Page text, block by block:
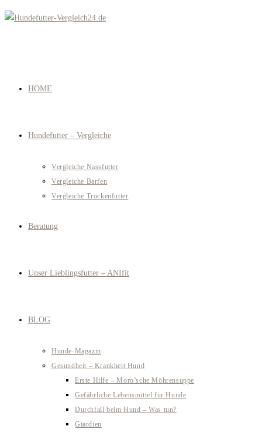
Zum
HOME
Hundefutter – Vergleiche
Vergleiche Nassfutter
Vergleiche Barfen
Vergleiche Trockenfutter
Beratung
Unser Lieblingsfutter – ANIfit
BLOG
Hunde-Magazin
Gesundheit – Krankheit Hund
Erste Hilfe – Moro’sche Möhrensuppe
Gefährliche Lebensmittel für Hunde
Durchfall beim Hund – Was tun?
Giardien